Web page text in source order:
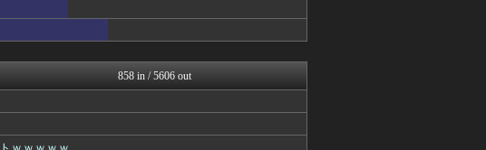
858 in / 5606 out